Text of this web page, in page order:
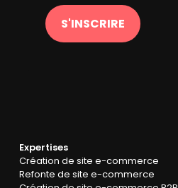
S'INSCRIRE
Expertises
Création de site e-commerce
Refonte de site e-commerce